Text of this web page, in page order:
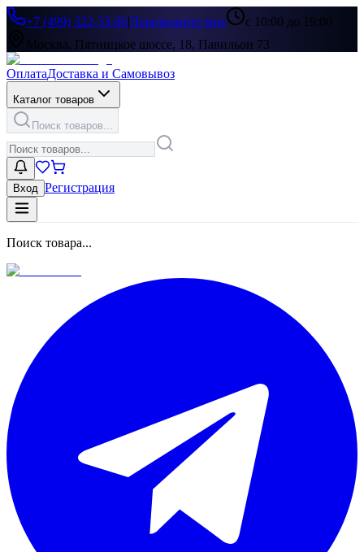
+7 (499) 322-33-86|Перезвоните мне
с 10:00 до 19:00
Москва, Пятницкое шоссе, 18, Павильон 73
ОплатаДоставка и Самовывоз
Каталог товаров
Поиск товаров...
Вход Регистрация
Поиск товара...